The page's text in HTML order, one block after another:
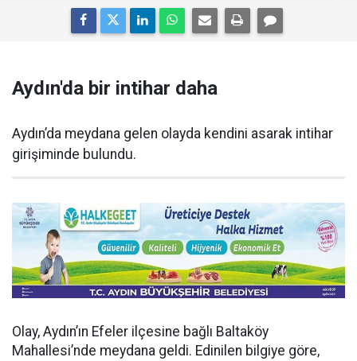
Aydın'da bir intihar daha
Aydın’da meydana gelen olayda kendini asarak intihar
girişiminde bulundu.
Olay, Aydın’ın Efeler ilçesine bağlı Baltaköy
Mahallesi’nde meydana geldi. Edinilen bilgiye göre,